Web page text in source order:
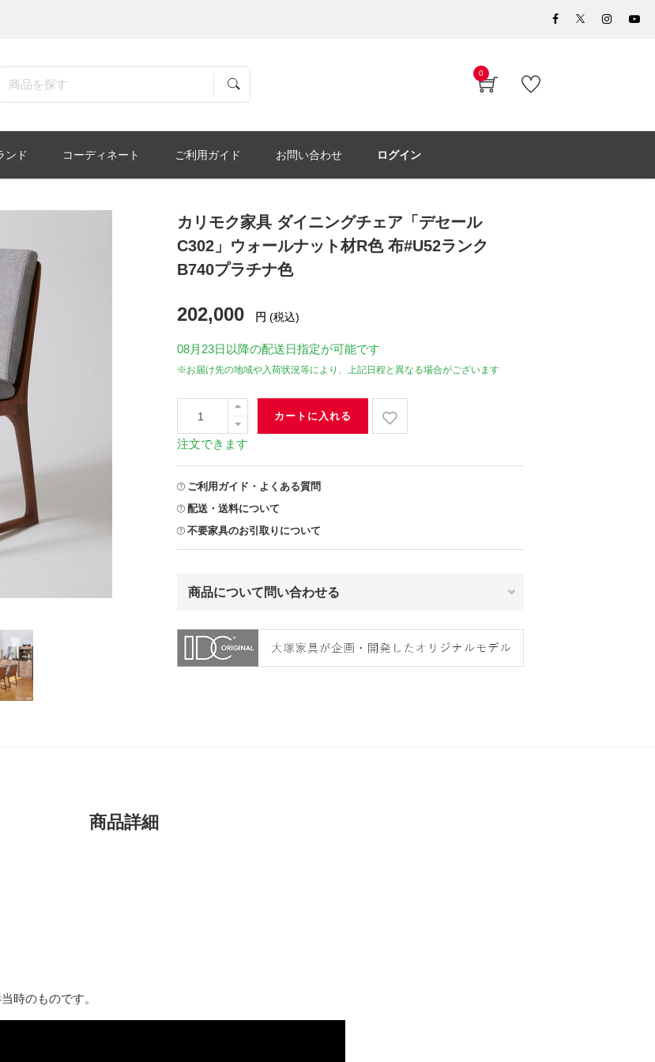
0
ンド コーディネート ご利用ガイド お問い合わせ ログイン
カリモク家具 ダイニングチェア「デセール
C302」ウォールナット材R色 布#U52ランク
B740プラチナ色
202,000 円 (税込)
08月23日 以降の配送日指定が可能です
※お届け先の地域や入荷状況等により、上記日程と異なる場合がございます
カートに入れる
注文できます
ご利用ガイド・よくある質問
配送・送料について
不要家具のお引取りについて
商品について問い合わせる
商品詳細
時のものです。